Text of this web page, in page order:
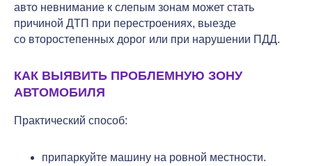
авто невнимание к слепым зонам может стать
причиной ДТП при перестроениях, выезде
со второстепенных дорог или при нарушении ПДД.
КАК ВЫЯВИТЬ ПРОБЛЕМНУЮ ЗОНУ
АВТОМОБИЛЯ
Практический способ:
припаркуйте машину на ровной местности.